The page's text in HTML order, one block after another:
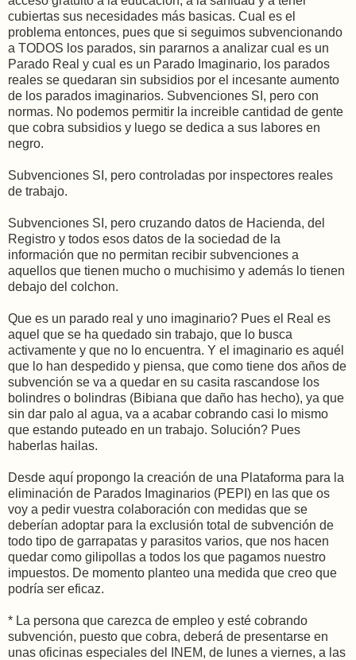
cubiertas sus necesidades más basicas. Cual es el
problema entonces, pues que si seguimos subvencionando
a TODOS los parados, sin pararnos a analizar cual es un
Parado Real y cual es un Parado Imaginario, los parados
reales se quedaran sin subsidios por el incesante aumento
de los parados imaginarios. Subvenciones SI, pero con
normas. No podemos permitir la increible cantidad de gente
que cobra subsidios y luego se dedica a sus labores en
negro.
Subvenciones SI, pero controladas por inspectores reales
de trabajo.
Subvenciones SI, pero cruzando datos de Hacienda, del
Registro y todos esos datos de la sociedad de la
información que no permitan recibir subvenciones a
aquellos que tienen mucho o muchisimo y además lo tienen
debajo del colchon.
Que es un parado real y uno imaginario? Pues el Real es
aquel que se ha quedado sin trabajo, que lo busca
activamente y que no lo encuentra. Y el imaginario es aquél
que lo han despedido y piensa, que como tiene dos años de
subvención se va a quedar en su casita rascandose los
bolindres o bolindras (Bibiana que daño has hecho), ya que
sin dar palo al agua, va a acabar cobrando casi lo mismo
que estando puteado en un trabajo. Solución? Pues
haberlas hailas.
Desde aquí propongo la creación de una Plataforma para la
eliminación de Parados Imaginarios (PEPI) en las que os
voy a pedir vuestra colaboración con medidas que se
deberían adoptar para la exclusión total de subvención de
todo tipo de garrapatas y parasitos varios, que nos hacen
quedar como gilipollas a todos los que pagamos nuestro
impuestos. De momento planteo una medida que creo que
podría ser eficaz.
* La persona que carezca de empleo y esté cobrando
subvención, puesto que cobra, deberá de presentarse en
unas oficinas especiales del INEM, de lunes a viernes, a las